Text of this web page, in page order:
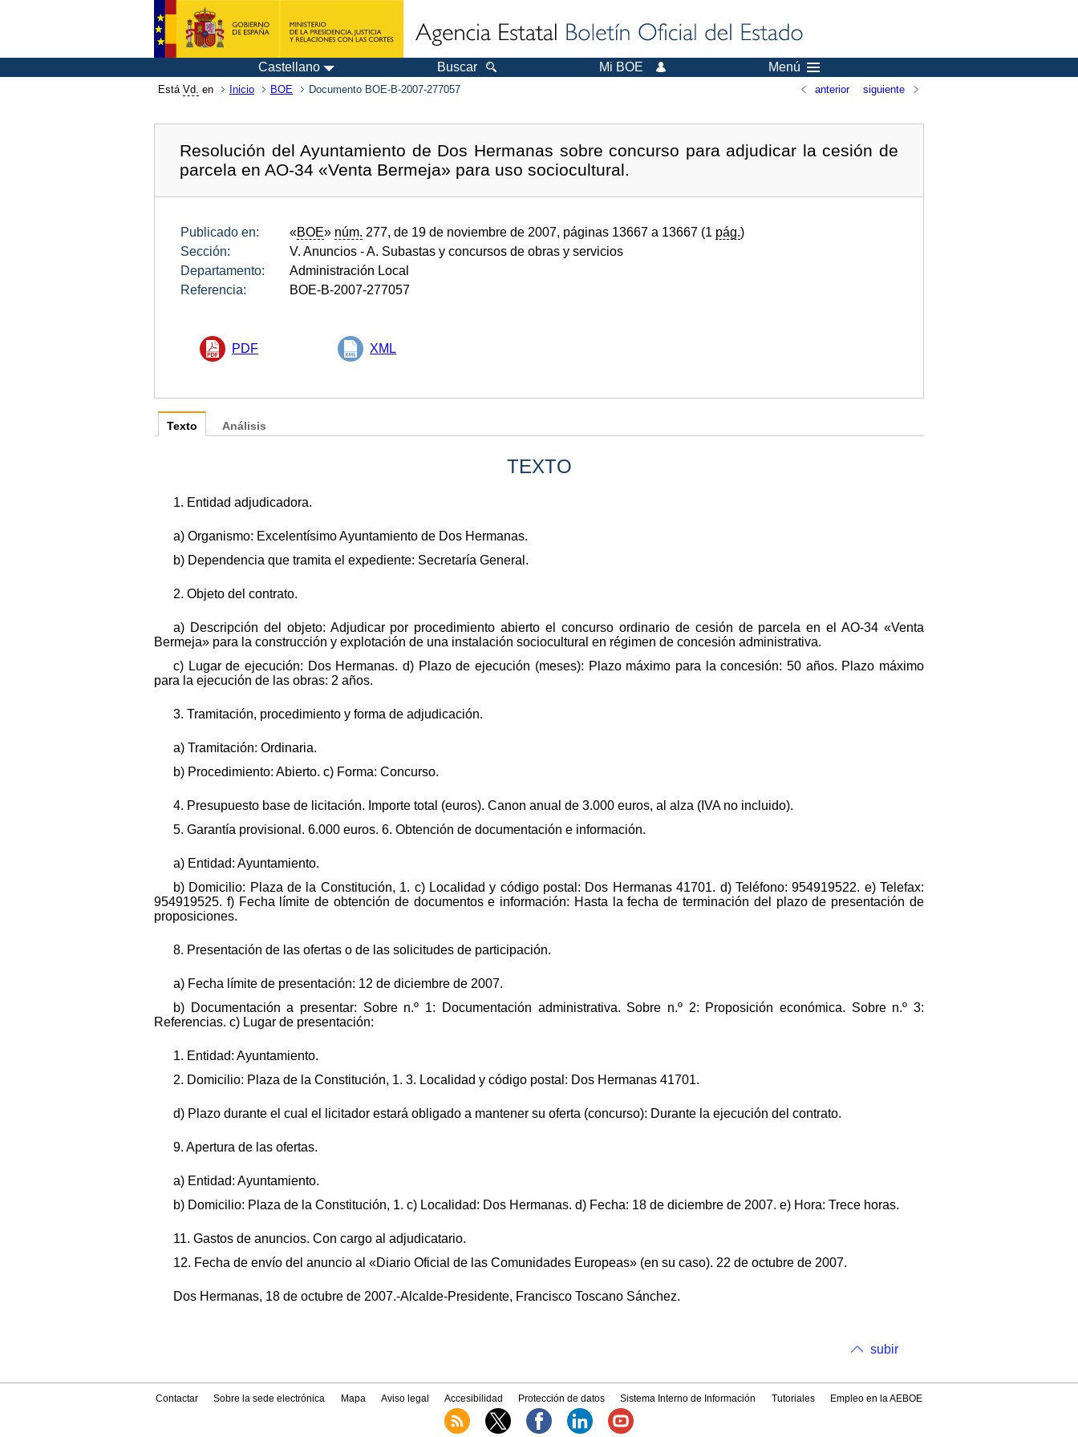
Castellano Buscar Mi BOE Menú
Está Vd. en Inicio BOE Documento BOE-B-2007-277057 anterior siguiente
Resolución del Ayuntamiento de Dos Hermanas sobre concurso para adjudicar la cesión de
parcela en AO-34 «Venta Bermeja» para uso sociocultural.
Publicado en: «BOE» núm. 277, de 19 de noviembre de 2007, páginas 13667 a 13667 (1 pág.)
Sección:
V. Anuncios - A. Subastas y concursos de obras y servicios
Departamento:
Administración Local
Referencia:
BOE-B-2007-277057
PDF XML
Texto
TEXTO
1. Entidad adjudicadora.
a) Organismo: Excelentísimo Ayuntamiento de Dos Hermanas.
b) Dependencia que tramita el expediente: Secretaría General.
2. Objeto del contrato.
a) Descripción del objeto: Adjudicar por procedimiento abierto el concurso ordinario de cesión de parcela en el AO-34 «Venta
Bermeja» para la construcción y explotación de una instalación sociocultural en régimen de concesión administrativa.
c) Lugar de ejecución: Dos Hermanas. d) Plazo de ejecución (meses): Plazo máximo para la concesión: 50 años. Plazo máximo
para la ejecución de las obras: 2 años.
3. Tramitación, procedimiento y forma de adjudicación.
a) Tramitación: Ordinaria.
b) Procedimiento: Abierto. c) Forma: Concurso.
4. Presupuesto base de licitación. Importe total (euros). Canon anual de 3.000 euros, al alza (IVA no incluido).
5. Garantía provisional. 6.000 euros. 6. Obtención de documentación e información.
a) Entidad: Ayuntamiento.
b) Domicilio: Plaza de la Constitución, 1. c) Localidad y código postal: Dos Hermanas 41701. d) Teléfono: 954919522. e) Telefax:
954919525. f) Fecha límite de obtención de documentos e información: Hasta la fecha de terminación del plazo de presentación de
proposiciones.
8. Presentación de las ofertas o de las solicitudes de participación.
a) Fecha límite de presentación: 12 de diciembre de 2007.
b) Documentación a presentar: Sobre n.º 1: Documentación administrativa. Sobre n.º 2: Proposición económica. Sobre n.º 3:
Referencias. c) Lugar de presentación:
1. Entidad: Ayuntamiento.
2. Domicilio: Plaza de la Constitución, 1. 3. Localidad y código postal: Dos Hermanas 41701.
d) Plazo durante el cual el licitador estará obligado a mantener su oferta (concurso): Durante la ejecución del contrato.
9. Apertura de las ofertas.
a) Entidad: Ayuntamiento.
b) Domicilio: Plaza de la Constitución, 1. c) Localidad: Dos Hermanas. d) Fecha: 18 de diciembre de 2007. e) Hora: Trece horas.
11. Gastos de anuncios. Con cargo al adjudicatario.
12. Fecha de envío del anuncio al «Diario Oficial de las Comunidades Europeas» (en su caso). 22 de octubre de 2007.
Dos Hermanas, 18 de octubre de 2007.-Alcalde-Presidente, Francisco Toscano Sánchez.
Análisis
subir
Contactar Sobre la sede electrónica Mapa Aviso legal Accesibilidad Protección de datos Sistema Interno de Información Tutoriales Empleo en la AEBOE